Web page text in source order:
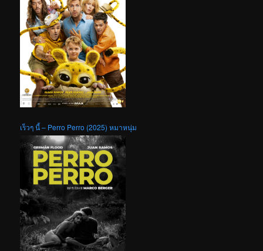
เร็วๆ นี้ – Perro Perro (2025) หมาหนุ่ม